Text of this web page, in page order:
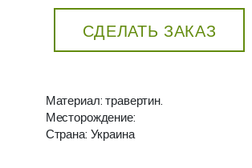
СДЕЛАТЬ ЗАКАЗ
Материал: травертин.
Месторождение:
Страна: Украина